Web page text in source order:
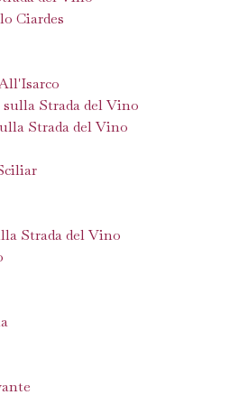
Ciardes
sulla Strada del Vino
Strada del Vino
Strada del Vino